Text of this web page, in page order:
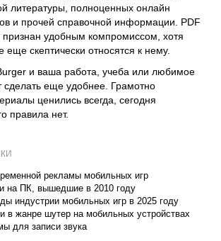
литературы, полноценных онлайн
и прочей справочной информации. PDF
удобным компромиссом, хотя
еще скептически относятся к нему.
и ваша работа, учеба или любимое
сделать еще удобнее. Грамотно
ценились всегда, сегодня
правила нет.
рекламы мобильных игр
на ПК, вышедшие в 2010 году
индустрии мобильных игр в 2025 году
в жанре шутер на мобильных устройствах
для записи звука